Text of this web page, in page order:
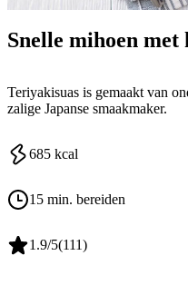
Snelle mihoen
Teriyakisuas is gemaakt van
zalige Japanse smaakmaker.
685 kcal
15 min. bereiden
1.9/5(111)